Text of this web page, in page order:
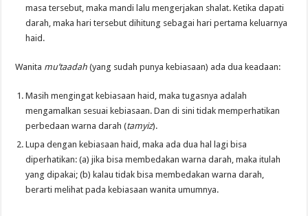
masa tersebut, maka mandi lalu mengerjakan shalat. Ketika dapati
darah, maka hari tersebut dihitung sebagai hari pertama keluarnya
haid.
Wanita mu’taadah(yang sudah punya kebiasaan) ada dua keadaan:
Masih mengingat kebiasaan haid, maka tugasnya adalah
mengamalkan sesuai kebiasaan. Dan di sini tidak memperhatikan
perbedaan warna darah (tamyiz).
Lupa dengan kebiasaan haid, maka ada dua hal lagi bisa
diperhatikan: (a) jika bisa membedakan warna darah, maka itulah
yang dipakai; (b) kalau tidak bisa membedakan warna darah,
berarti melihat pada kebiasaan wanita umumnya.